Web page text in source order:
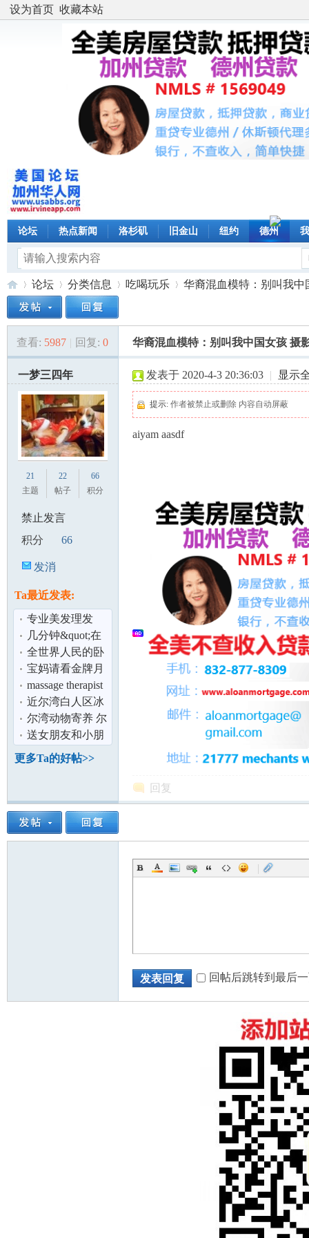
设为首页 收藏本站
论坛 热点新闻 洛杉矶 旧金山 纽约 德州
美
坛
»
论坛
›
分类信息 吃喝玩乐
›
华裔混血模特：别叫我中
查看: 5987 | 回复: 0 华裔混血模特：别叫我中国女孩 摄
一梦三四年
21
主题
22
帖子
66
积分
禁止发言
积分
66
发消
Ta最近发表:
专业美发理发
几分钟&quot;在
美华人文化认同
感&quot;问卷
全世界人民的卧
室长啥样？
宝妈请看金牌月
嫂制作广式营养
台湾月子餐
massage therapist
wanted
近尔湾白人区冰
淇淋店转让,可做
E-2身份！-
尔湾动物寄养 尔
湾Pet Hotel
送女朋友和小朋
友的最佳礼物
更多Ta的好帖>>
发表于 2020-4-3 20:36:03 | 显示
提示: 作者被禁止或删除 内容自动屏蔽
aiyam aasdf
回复
|
发表回复 回帖后跳转到最后